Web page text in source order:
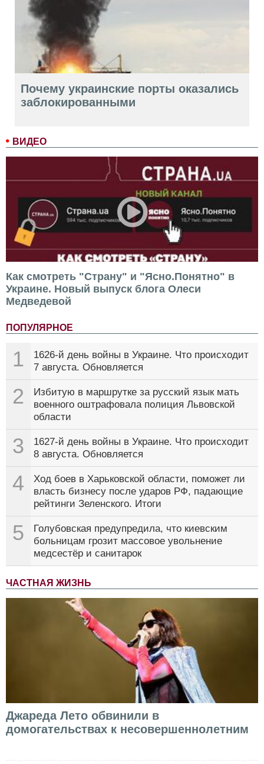
ВИДЕО
Как смотреть "Страну" и "Ясно.Понятно" в
Украине. Новый выпуск блога Олеси
Медведевой
ПОПУЛЯРНОЕ
1
1626-й день войны в Украине. Что происходит
7 августа. Обновляется
2
Избитую в маршрутке за русский язык мать
военного оштрафовала полиция Львовской
области
3
1627-й день войны в Украине. Что происходит
8 августа. Обновляется
4
Ход боев в Харьковской области, поможет ли
власть бизнесу после ударов РФ, падающие
рейтинги Зеленского. Итоги
5
Голубовская предупредила, что киевским
больницам грозит массовое увольнение
медсестёр и санитарок
ЧАСТНАЯ ЖИЗНЬ
Джареда Лето обвинили в
домогательствах к несовершеннолетним
Почему украинские порты оказались
заблокированными